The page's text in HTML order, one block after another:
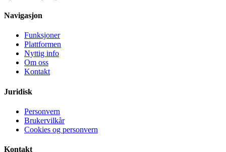
Navigasjon
Funksjoner
Plattformen
Nyttig info
Om oss
Kontakt
Juridisk
Personvern
Brukervilkår
Cookies og personvern
Kontakt